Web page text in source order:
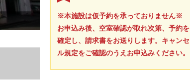
※本施設は仮予約を承っておりません※
お申込み後、空室確認が取れ次第、予約を
確定し、請求書をお送りします。キャンセ
ル規定をご確認のうえお申込みください。